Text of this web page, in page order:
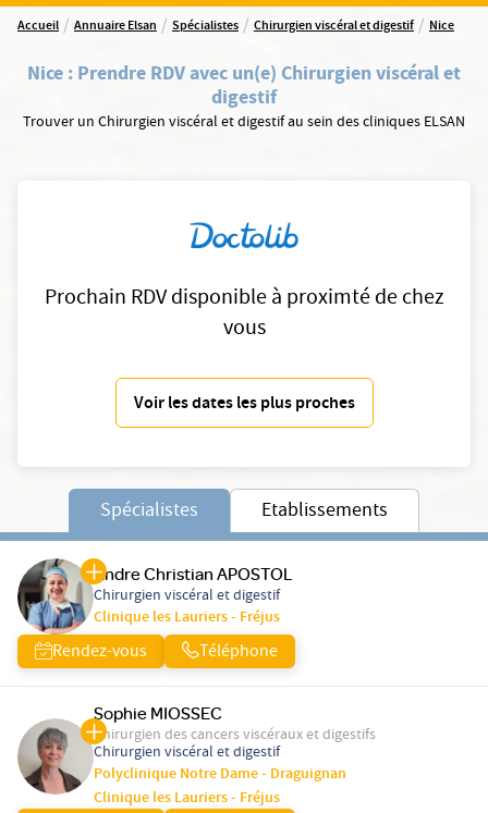
Accueil / Annuaire Elsan / Spécialistes / Chirurgien viscéral et digestif / Nice
Nice : Prendre RDV avec un(e) Chirurgien viscéral et
digestif
Trouver un Chirurgien viscéral et digestif au sein des cliniques ELSAN
Prochain RDV disponible à proximté de chez
vous
Voir les dates les plus proches
Spécialistes Etablissements
Andre Christian APOSTOL
Chirurgien viscéral et digestif
Clinique les Lauriers - Fréjus
Rendez-vous Téléphone
Sophie MIOSSEC
Chirurgien des cancers viscéraux et digestifs
Chirurgien viscéral et digestif
Polyclinique Notre Dame - Draguignan
Clinique les Lauriers - Fréjus